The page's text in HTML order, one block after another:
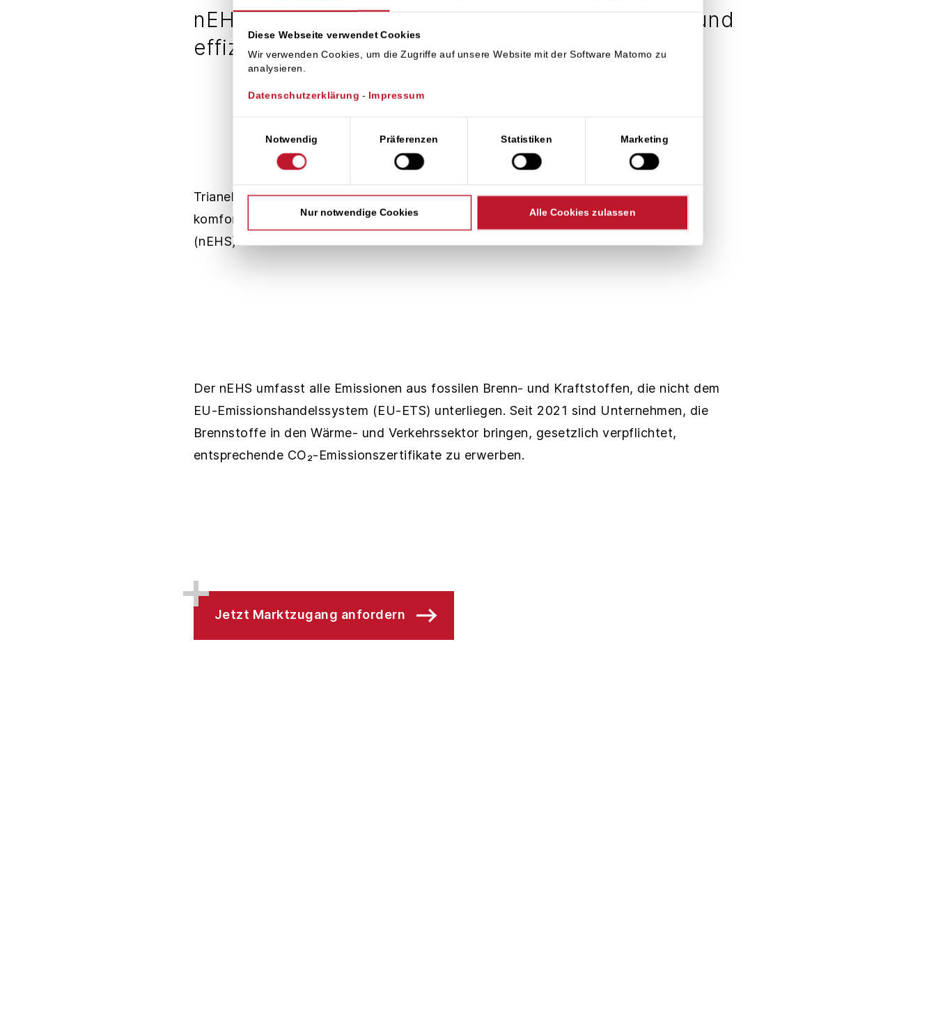
Diese Webseite verwendet Cookies
Wir verwenden Cookies, um die Zugriffe auf unsere Website mit der Software Matomo zu
analysieren.
Datenschutzerklärung - Impressum
Notwendig
Präferenzen Statistiken Marketing
Nur notwendige Cookies Alle Cookies zulassen
nEHS-Marktzugang als Service – einfach, sicher und
effizient
Trianel bietet Stadtwerken, Energieversorgern und Industrieunternehmen einen
komfortablen und verlässlichen Zugang zum nationalen Emissionszertifikatehandel
(nEHS).
Der nEHS umfasst alle Emissionen aus fossilen Brenn- und Kraftstoffen, die nicht dem
EU-Emissionshandelssystem (EU-ETS) unterliegen. Seit 2021 sind Unternehmen, die
Brennstoffe in den Wärme- und Verkehrssektor bringen, gesetzlich verpflichtet,
entsprechende CO₂-Emissionszertifikate zu erwerben.
Jetzt Marktzugang anfordern